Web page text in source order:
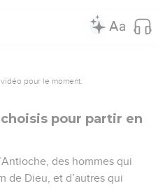
pour le moment.
pour partir en
des hommes qui
de Dieu, et d’autres qui